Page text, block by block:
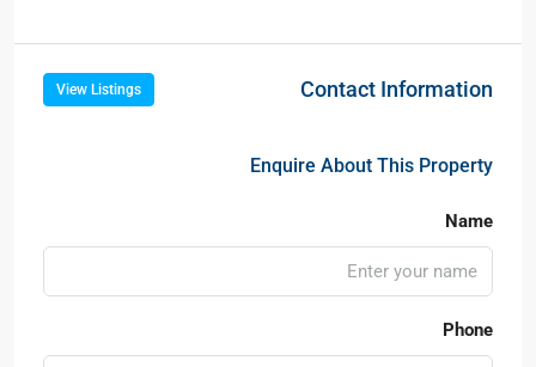
Contact Information
View Listings
Enquire About This Property
Name
Phone